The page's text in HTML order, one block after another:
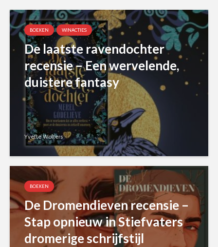
BOEKEN WINACTIES
De laatste ravendochter
recensie – Een wervelende,
duistere fantasy
Yvette Wolters
BOEKEN
De Dromendieven recensie –
Stap opnieuw in Stiefvaters
dromerige schrijfstijl